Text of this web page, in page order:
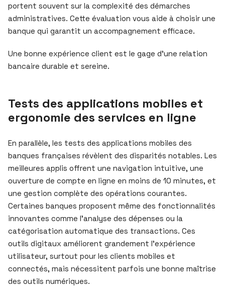
portent souvent sur la complexité des démarches
administratives. Cette évaluation vous aide à choisir une
banque qui garantit un accompagnement efficace.
Une bonne expérience client est le gage d’une relation
bancaire durable et sereine.
Tests des applications mobiles et
ergonomie des services en ligne
En parallèle, les tests des applications mobiles des
banques françaises révèlent des disparités notables. Les
meilleures applis offrent une navigation intuitive, une
ouverture de compte en ligne en moins de 10 minutes, et
une gestion complète des opérations courantes.
Certaines banques proposent même des fonctionnalités
innovantes comme l’analyse des dépenses ou la
catégorisation automatique des transactions. Ces
outils digitaux améliorent grandement l’expérience
utilisateur, surtout pour les clients mobiles et
connectés, mais nécessitent parfois une bonne maîtrise
des outils numériques.